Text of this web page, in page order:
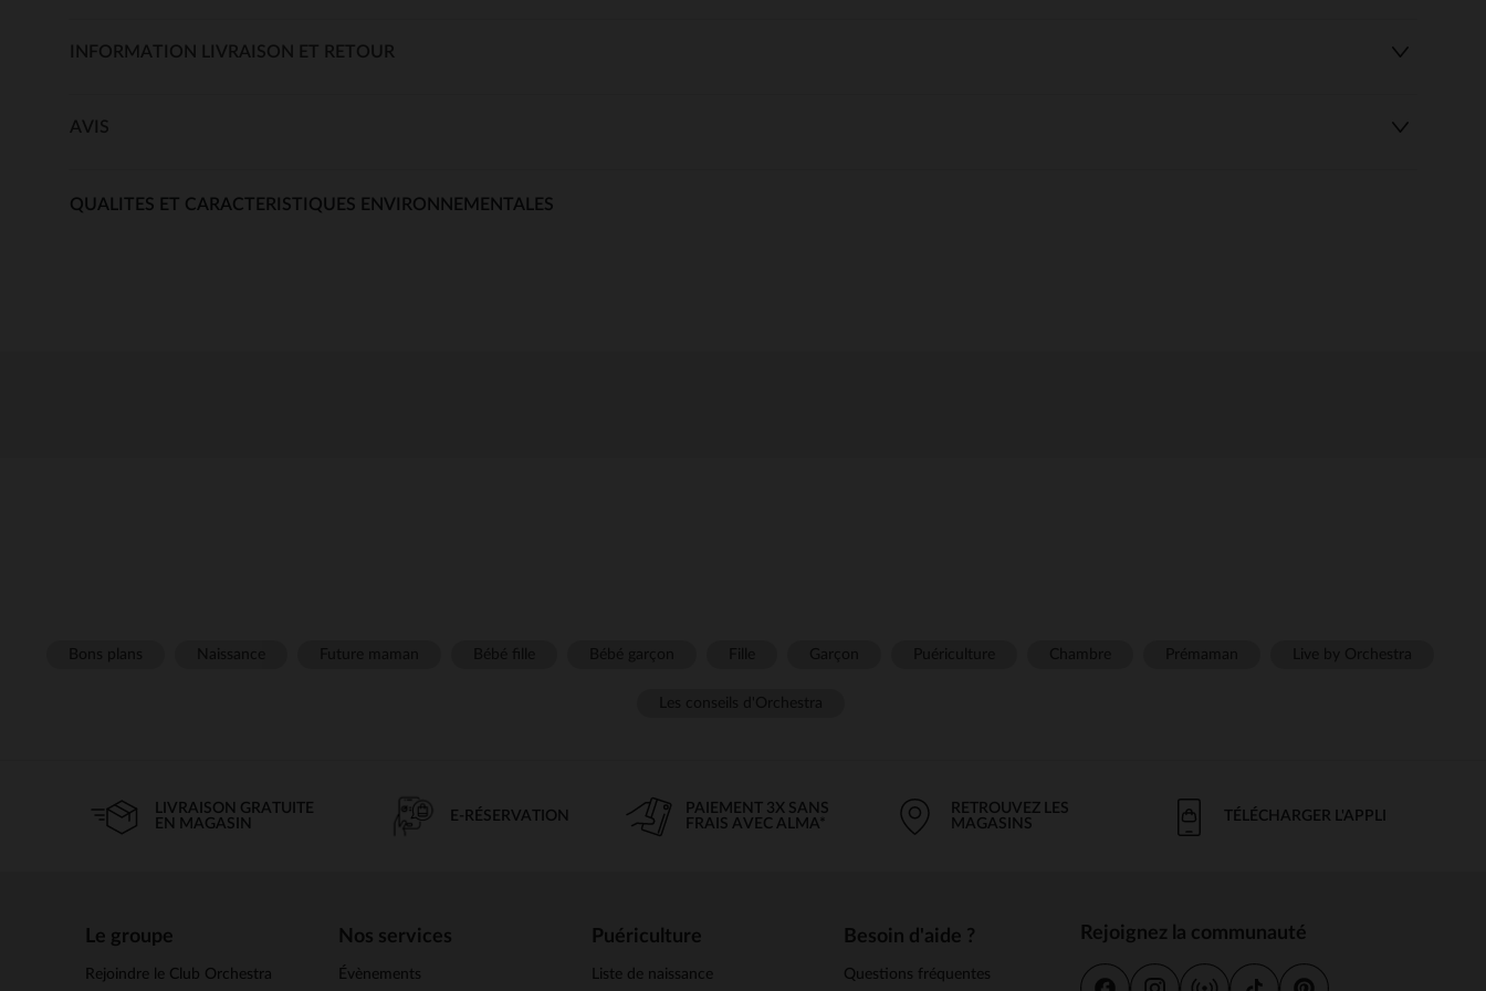
INFORMATION LIVRAISON ET RETOUR
AVIS
QUALITES ET CARACTERISTIQUES ENVIRONNEMENTALES
LIVRAISON GRATUITE
EN MAGASIN
E-RÉSERVATION
PAIEMENT 3X SANS
FRAIS AVEC ALMA*
RETROUVEZ LES
MAGASINS
TÉLÉCHARGER L'APPLI
Le groupe
Rejoindre le Club Orchestra
Nos services
Évènements
Puériculture
Liste de naissance
Besoin d'aide ?
Questions fréquentes
Rejoignez la communauté